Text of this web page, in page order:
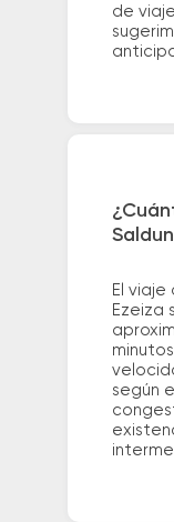
de
El
Ezeiza
según